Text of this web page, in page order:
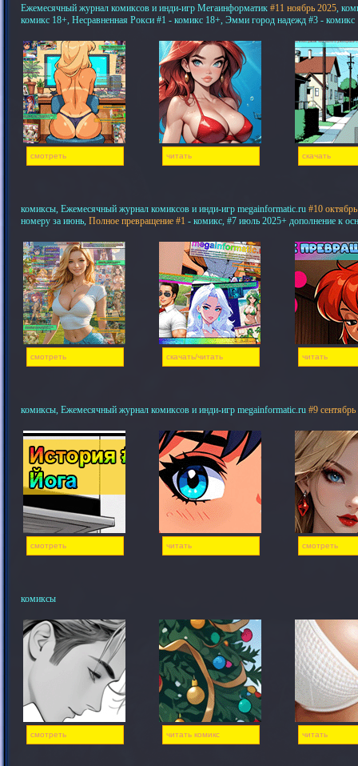
Ежемесячный журнал комиксов и инди-игр Мегаинформатик #11 ноябрь 2025,
комикс 18+, Несравненная Рокси #1 - комикс 18+, Эмми город надежд #3 - комикс
смотреть читать скачать
комиксы, Ежемесячный журнал комиксов и инди-игр megainformatic.ru #10
номеру за июнь, Полное превращение #1 - комикс, #7 июль 2025+ дополнение к
смотреть скачать/читать читать
комиксы, Ежемесячный журнал комиксов и инди-игр megainformatic.ru #9
смотреть читать смотреть
комиксы
смотреть читать комикс читать